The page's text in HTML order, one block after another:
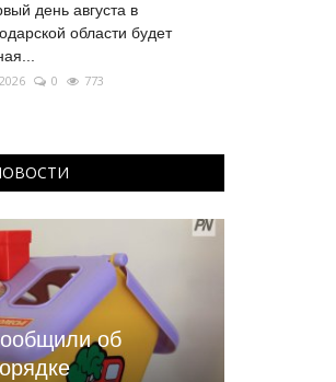
день августа в
области будет
0 773
об